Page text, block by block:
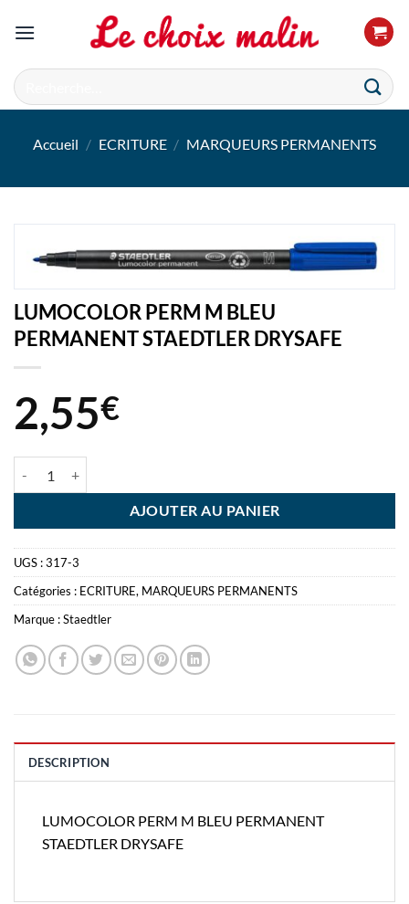
Recherche
pour :
Accueil / ECRITURE / MARQUEURS PERMANENTS
LUMOCOLOR PERM M BLEU
PERMANENT STAEDTLER DRYSAFE
2,55€
AJOUTER AU PANIER
UGS :317-3
Catégories : ECRITURE, MARQUEURS PERMANENTS
Marque :Staedtler
DESCRIPTION
LUMOCOLOR PERM M BLEU PERMANENT
STAEDTLER DRYSAFE